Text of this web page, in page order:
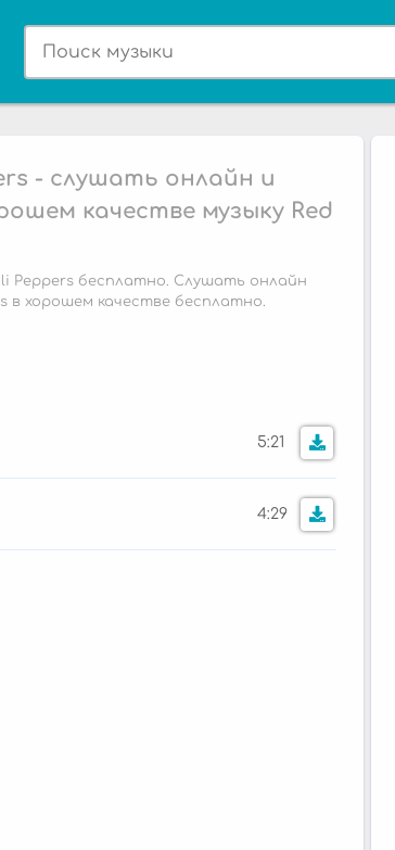
- слушать онлайн и
качестве музыку Red
Peppers бесплатно. Слушать онлайн
в хорошем качестве бесплатно.
5:21
4:29